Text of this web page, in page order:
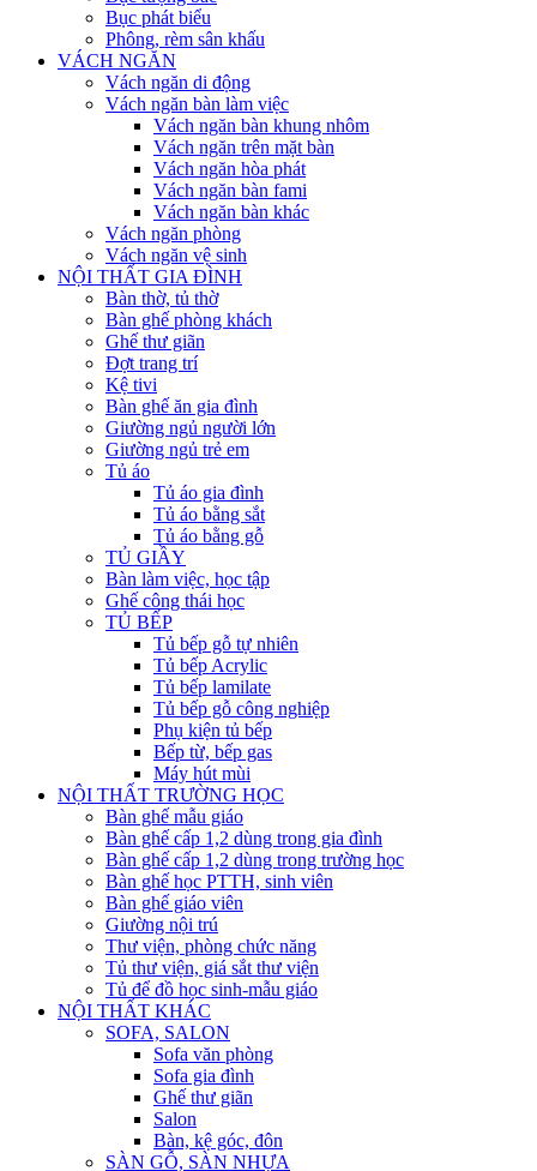
Bục phát biểu
Phông, rèm sân khấu
VÁCH NGĂN
Vách ngăn di động
Vách ngăn bàn làm việc
Vách ngăn bàn khung nhôm
Vách ngăn trên mặt bàn
Vách ngăn hòa phát
Vách ngăn bàn fami
Vách ngăn bàn khác
Vách ngăn phòng
Vách ngăn vệ sinh
NỘI THẤT GIA ĐÌNH
Bàn thờ, tủ thờ
Bàn ghế phòng khách
Ghế thư giãn
Đợt trang trí
Kệ tivi
Bàn ghế ăn gia đình
Giường ngủ người lớn
Giường ngủ trẻ em
Tủ áo
Tủ áo gia đình
Tủ áo bằng sắt
Tủ áo bằng gỗ
TỦ GIẦY
Bàn làm việc, học tập
Ghế công thái học
TỦ BẾP
Tủ bếp gỗ tự nhiên
Tủ bếp Acrylic
Tủ bếp lamilate
Tủ bếp gỗ công nghiệp
Phụ kiện tủ bếp
Bếp từ, bếp gas
Máy hút mùi
NỘI THẤT TRƯỜNG HỌC
Bàn ghế mẫu giáo
Bàn ghế cấp 1,2 dùng trong gia đình
Bàn ghế cấp 1,2 dùng trong trường học
Bàn ghế học PTTH, sinh viên
Bàn ghế giáo viên
Giường nội trú
Thư viện, phòng chức năng
Tủ thư viện, giá sắt thư viện
Tủ để đồ học sinh-mẫu giáo
NỘI THẤT KHÁC
SOFA, SALON
Sofa văn phòng
Sofa gia đình
Ghế thư giãn
Salon
Bàn, kệ góc, đôn
SÀN GỖ, SÀN NHỰA